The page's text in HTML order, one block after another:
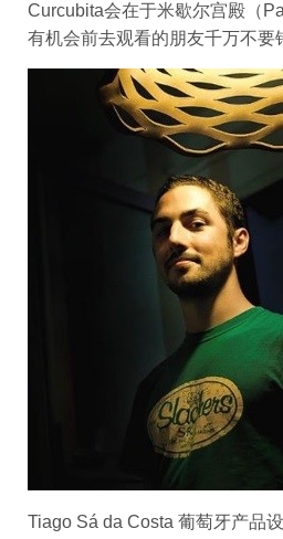
Curcubita会在于米歇尔宫殿（
有机会前去观看的朋友千万不要
Tiago Sá da Costa 葡萄牙产品